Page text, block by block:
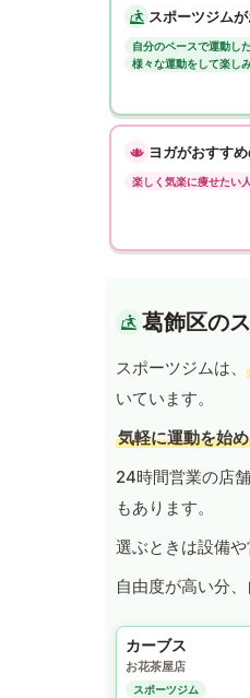
スポーツジム
自分のペースで運動し
様々な運動をして楽し
ヨガがおすすめ
楽しく気楽に痩せたい人
葛飾区の
スポーツジムは、
いています。
気軽に運動を始
24時間営業の店
もあります。
選ぶときは設備
自由度が高い分
カーブス
お花茶屋店
スポーツジム